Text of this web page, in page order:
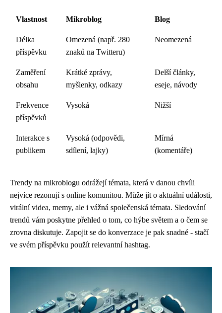
Vlastnost Mikroblog Blog
Délka
příspěvku
Omezená (např. 280
znaků na Twitteru)
Neomezená
Zaměření
obsahu
Krátké zprávy,
myšlenky, odkazy
Delší články,
eseje, návody
Frekvence
příspěvků
Vysoká Nižší
Interakce s
publikem
Vysoká (odpovědi,
sdílení, lajky)
Mírná
(komentáře)
Trendy na mikroblogu odrážejí témata, která v danou chvíli
nejvíce rezonují s online komunitou. Může jít o aktuální události,
virální videa, memy, ale i vážná společenská témata. Sledování
trendů vám poskytne přehled o tom, co hýbe světem a o čem se
zrovna diskutuje. Zapojit se do konverzace je pak snadné - stačí
ve svém příspěvku použít relevantní hashtag.